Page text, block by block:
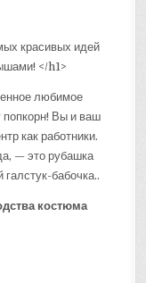
любимое
попкорн! Вы и ваш
как работники.
— это рубашка
бабочка..
костюма